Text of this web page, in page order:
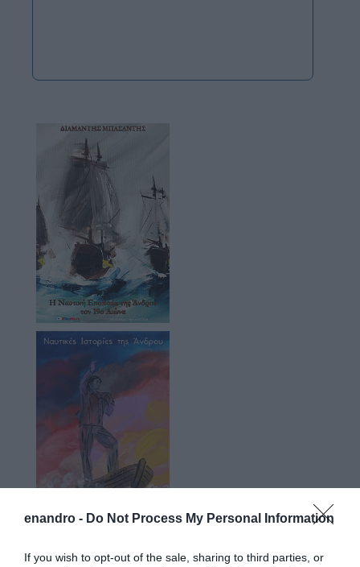
enandro - Do Not Process My Personal Information
If you wish to opt-out of the sale, sharing to third parties, or